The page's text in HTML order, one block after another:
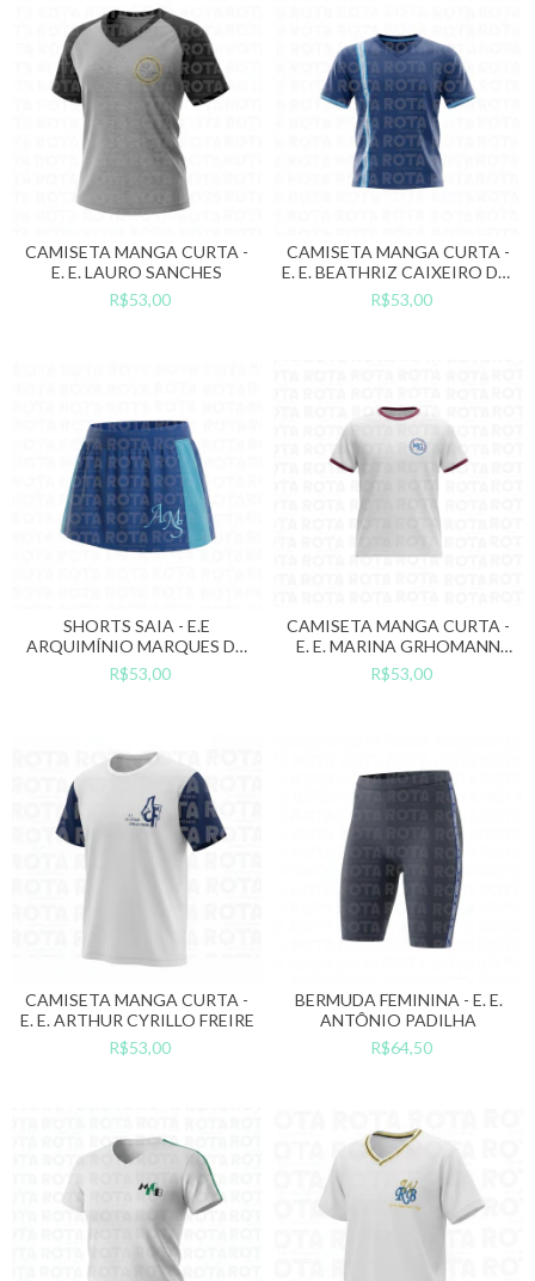
CAMISETA MANGA CURTA -
E. E. LAURO SANCHES
R$53,00
CAMISETA MANGA CURTA -
E. E. BEATHRIZ CAIXEIRO DEL
CISTIA
R$53,00
SHORTS SAIA - E.E
ARQUIMÍNIO MARQUES DA
SILVA
R$53,00
CAMISETA MANGA CURTA -
E. E. MARINA GRHOMANN
SOARES FERNANDES
R$53,00
CAMISETA MANGA CURTA -
E. E. ARTHUR CYRILLO FREIRE
R$53,00
BERMUDA FEMININA - E. E.
ANTÔNIO PADILHA
R$64,50